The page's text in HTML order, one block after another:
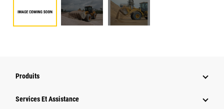
Produits
Services Et Assistance